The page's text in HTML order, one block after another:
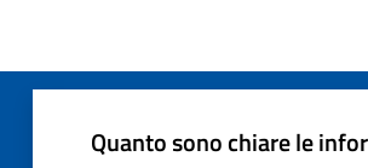
Quanto sono chiare le